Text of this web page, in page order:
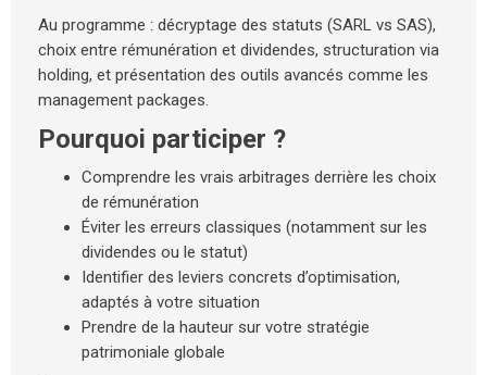
Au programme : décryptage des statuts (SARL vs SAS),
choix entre rémunération et dividendes, structuration via
holding, et présentation des outils avancés comme les
management packages.
Pourquoi participer ?
Comprendre les vrais arbitrages derrière les choix
de rémunération
Éviter les erreurs classiques (notamment sur les
dividendes ou le statut)
Identifier des leviers concrets d’optimisation,
adaptés à votre situation
Prendre de la hauteur sur votre stratégie
patrimoniale globale